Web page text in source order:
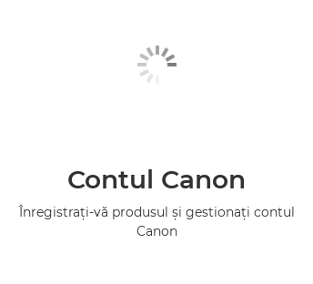
Contul Canon
Înregistraţi-vă produsul şi gestionaţi contul
Canon